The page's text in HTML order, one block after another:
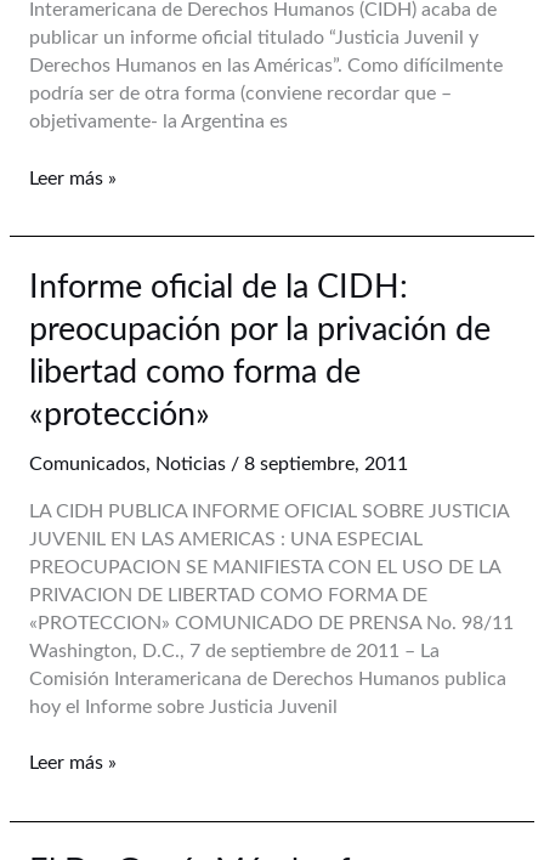
Interamericana de Derechos Humanos (CIDH) acaba de
publicar un informe oficial titulado “Justicia Juvenil y
Derechos Humanos en las Américas”. Como difícilmente
podría ser de otra forma (conviene recordar que –
objetivamente- la Argentina es
Leer más »
Informe oficial de la CIDH:
preocupación por la privación de
libertad como forma de
«protección»
Comunicados, Noticias/ 8 septiembre, 2011
LA CIDH PUBLICA INFORME OFICIAL SOBRE JUSTICIA
JUVENIL EN LAS AMERICAS : UNA ESPECIAL
PREOCUPACION SE MANIFIESTA CON EL USO DE LA
PRIVACION DE LIBERTAD COMO FORMA DE
«PROTECCION» COMUNICADO DE PRENSA No. 98/11
Washington, D.C., 7 de septiembre de 2011 – La
Comisión Interamericana de Derechos Humanos publica
hoy el Informe sobre Justicia Juvenil
Informe
de
la
preocupación
la
privación
de
libertad
como
forma
de
«protección»
Leer más »